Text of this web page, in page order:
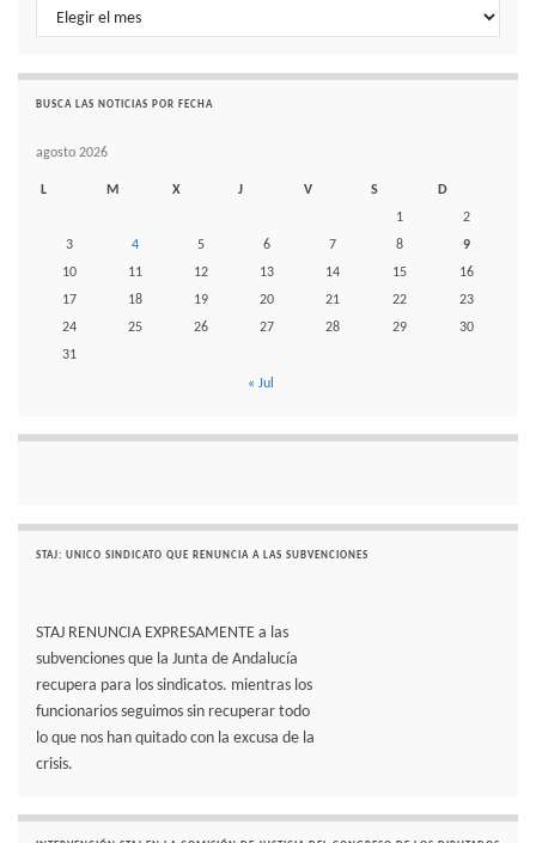
Histórico de noticias por mes
BUSCA LAS NOTICIAS POR FECHA
agosto 2026
L M X J V S
D
1
2
3
4 5 6 7 8
9
10
11 12 13 14 15
16
17
18 19 20 21 22
23
24
25 26 27 28 29
30
31
« Jul
STAJ: UNICO SINDICATO QUE RENUNCIA A LAS SUBVENCIONES
STAJ RENUNCIA EXPRESAMENTE a las
subvenciones que la Junta de Andalucía
recupera para los sindicatos. mientras los
funcionarios seguimos sin recuperar todo
lo que nos han quitado con la excusa de la
crisis.